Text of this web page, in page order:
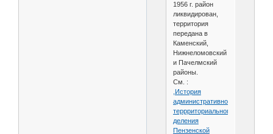
1956 г. район
ликвидирован,
территория
передана в
Каменский,
Нижнеломовский
и Пачелмский
районы.
См. :
,История
административно-
террриториального
деления
Пензенской